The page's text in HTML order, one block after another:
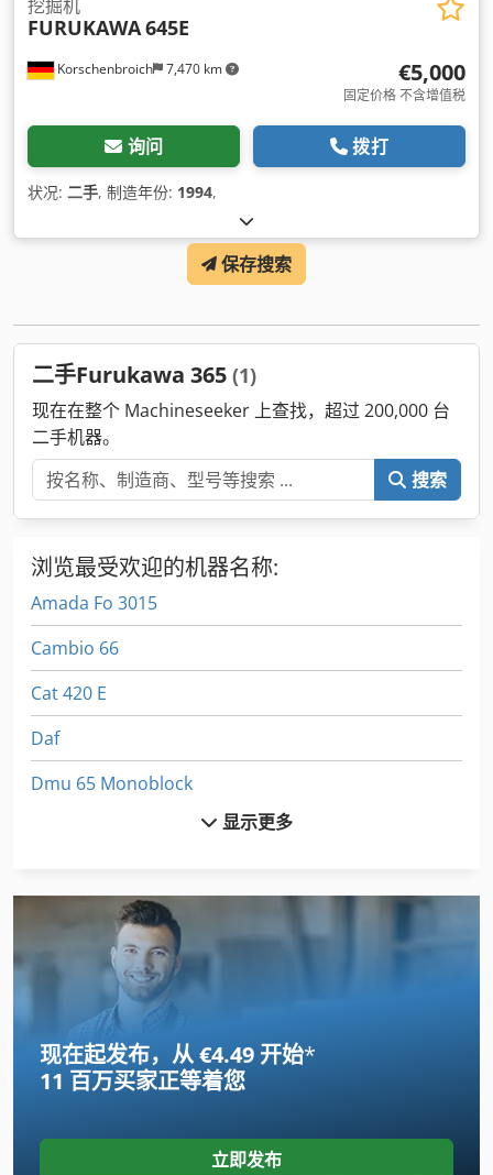
Korschenbroich 7,470 km
挖掘机
FURUKAWA645E
€5,000
固定价格 不含增值税
询问 拨打
状况: 二手, 制造年份: 1994,
保存搜索
二手Furukawa 365 (1)
现在在整个 Machineseeker 上查找，超过 200,000 台
二手机器。
搜索
浏览最受欢迎的机器名称:
Amada Fo 3015
Cambio 66
Cat 420 E
Daf
Dmu 65 Monoblock
Euclid R 50
Faresin Tmr 850
Felder Af 22
Furukawa 355
Furukawa 735 Ls
Furukawa W 735
显示更多
现在起发布，从 €4.49 开始*
11 百万买家正等着您
立即发布